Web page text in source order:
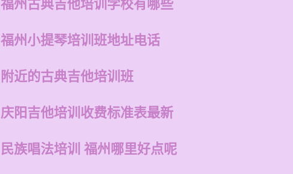
福州古典吉他培训学校有哪些
福州小提琴培训班地址电话
附近的古典吉他培训班
庆阳吉他培训收费标准表最新
民族唱法培训 福州哪里好点呢